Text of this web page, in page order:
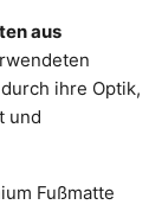
aus
ihre Optik,
und
Fußmatte